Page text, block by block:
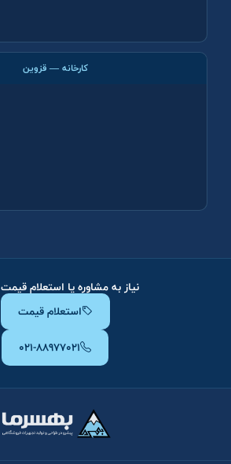
کارخانه — قزوین
نیاز به مشاوره یا استعلام
استعلام قیمت
۰۲۱-۸۸۹۷۷۰۲۱